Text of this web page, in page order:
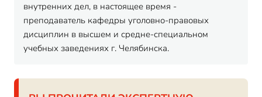
внутренних дел, в настоящее время -
преподаватель кафедры уголовно-правовых
дисциплин в высшем и средне-специальном
учебных заведениях г. Челябинска.